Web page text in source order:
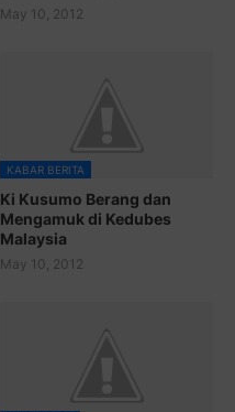
May 10, 2012
KABAR BERITA
Ki Kusumo Berang dan
Mengamuk di Kedubes
Malaysia
May 10, 2012